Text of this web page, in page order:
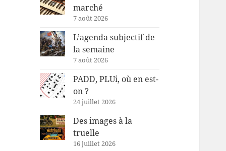
marché
7 août 2026
L’agenda subjectif de
la semaine
7 août 2026
PADD, PLUi, où en est-
on ?
24 juillet 2026
Des images à la
truelle
16 juillet 2026